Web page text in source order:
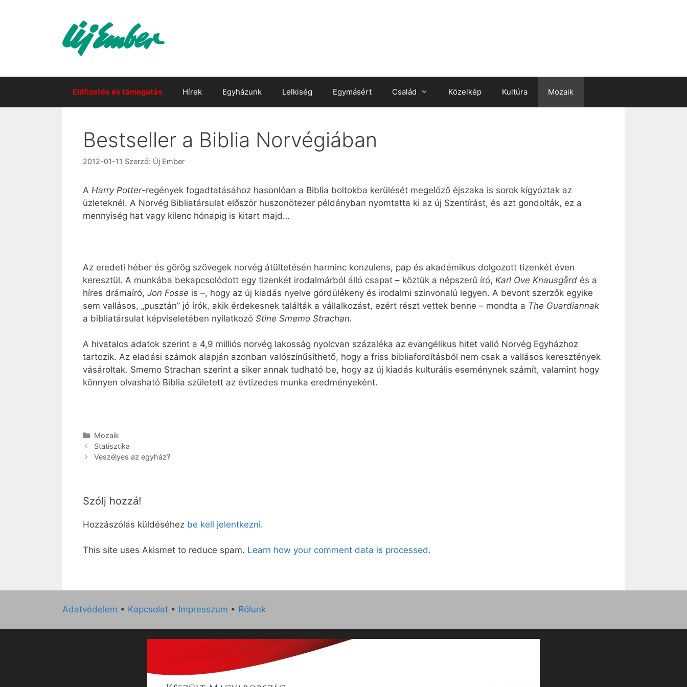
Előfizetés és támogatás Hírek Egyházunk Lelkiség Egymásért Család Közelkép Kultúra Mozaik
Bestseller a Biblia Norvégiában
2012-01-11 Szerző: Új Ember
A Harry Potter-regények fogadtatásához hasonlóan a Biblia boltokba kerülését megelőző éjszaka is sorok kígyóztak az
üzleteknél. A Norvég Bibliatársulat először huszonötezer példányban nyomtatta ki az új Szentírást, és azt gondolták, ez a
mennyiség hat vagy kilenc hónapig is kitart majd…
Az eredeti héber és görög szövegek norvég átültetésén harminc konzulens, pap és akadémikus dolgozott tizenkét éven
keresztül. A munkába bekapcsolódott egy tizenkét irodalmárból álló csapat – köztük a népszerű író, Karl Ove Knausgård és a
híres drámaíró, Jon Fosse is –, hogy az új kiadás nyelve gördülékeny és irodalmi színvonalú legyen. A bevont szerzők egyike
sem vallásos, „pusztán” jó írók, akik érdekesnek találták a vállalkozást, ezért részt vettek benne – mondta a The Guardiannak
a bibliatársulat képviseletében nyilatkozó Stine Smemo Strachan.
A hivatalos adatok szerint a 4,9 milliós norvég lakosság nyolcvan százaléka az evangélikus hitet valló Norvég Egyházhoz
tartozik. Az eladási számok alapján azonban valószínűsíthető, hogy a friss bibliafordításból nem csak a vallásos keresztények
vásároltak. Smemo Strachan szerint a siker annak tudható be, hogy az új kiadás kulturális eseménynek számít, valamint hogy
könnyen olvasható Biblia született az évtizedes munka eredményeként.
Kategória
Mozaik
Statisztika
Veszélyes az egyház?
Szólj hozzá!
Hozzászólás küldéséhez be kell jelentkezni.
This site uses Akismet to reduce spam. Learn how your comment data is processed.
Adatvédelem • Kapcsolat • Impresszum • Rólunk